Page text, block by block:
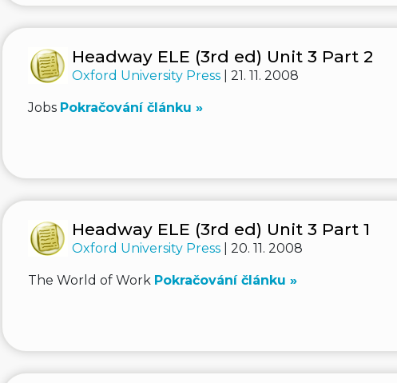
Headway ELE (3rd ed) Unit 3 Part 2
Oxford University Press | 21. 11. 2008
Jobs Pokračování článku »
Headway ELE (3rd ed) Unit 3 Part 1
Oxford University Press | 20. 11. 2008
The World of Work Pokračování článku »